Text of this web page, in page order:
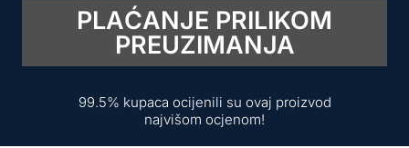
PLAĆANJE PRILIKOM
PREUZIMANJA
99.5% kupaca ocijenili su ovaj proizvod
najvišom ocjenom!